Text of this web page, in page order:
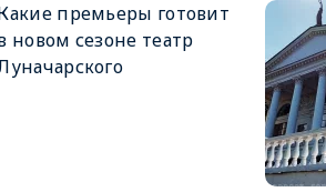
премьеры готовит
новом сезоне театр